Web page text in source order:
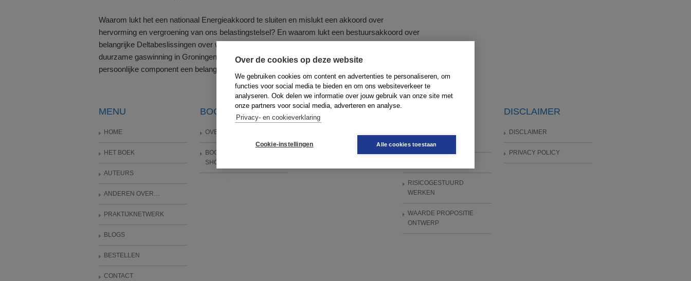
Over de cookies op deze website
We gebruiken cookies om content en advertenties te personaliseren, om
functies voor social media te bieden en om ons websiteverkeer te
analyseren. Ook delen we informatie over jouw gebruik van onze site met
onze partners voor social media, adverteren en analyse.
Privacy- en cookieverklaring
Cookie-instellingen Alle cookies toestaan
Waarom lukt het een nationaal Energieakkoord te sluiten en mislukt een akkoord over
hervorming en vergroening van ons belastingstelsel? En waarom lukt een bestuursakkoord over
belangrijke Deltabeslissingen over waterveiligheid en zoetwater wel, en een akkoord over
duurzame gaswinning in Groningen niet? Uit evaluaties van samenwerken blijkt vaak de
persoonlijke component een belangrijke factor te zijn. […]
MENU
HOME
HET BOEK
AUTEURS
ANDEREN OVER…
PRAKTIJKNETWERK
BLOGS
BESTELLEN
CONTACT
BOOM
OVER BOOM UITGEVERS
BOOM MANAGEMENT
SHOP
PARTNERS
HASKONINGDHV|SMC
WAKKERE STAD
RISICOGESTUURD
WERKEN
WAARDE PROPOSITIE
ONTWERP
DISCLAIMER
DISCLAIMER
PRIVACY POLICY